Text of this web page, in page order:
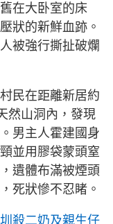
在大卧室的床
狀的新鮮血跡。
被強行撕扯破爛
民在距離新居約
然山洞內，發現
男主人霍建國身
並用膠袋蒙頭窒
遺體布滿被煙頭
死狀慘不忍睹。
殺二奶及親生仔